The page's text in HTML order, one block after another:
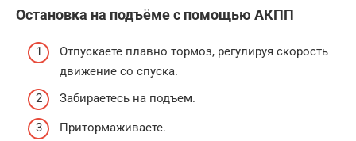
Остановка на подъёме с помощью АКПП
Отпускаете плавно тормоз, регулируя скорость
движение со спуска.
Забираетесь на подъем.
Притормаживаете.